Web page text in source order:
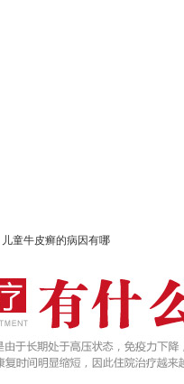
儿童牛皮癣的病因有哪